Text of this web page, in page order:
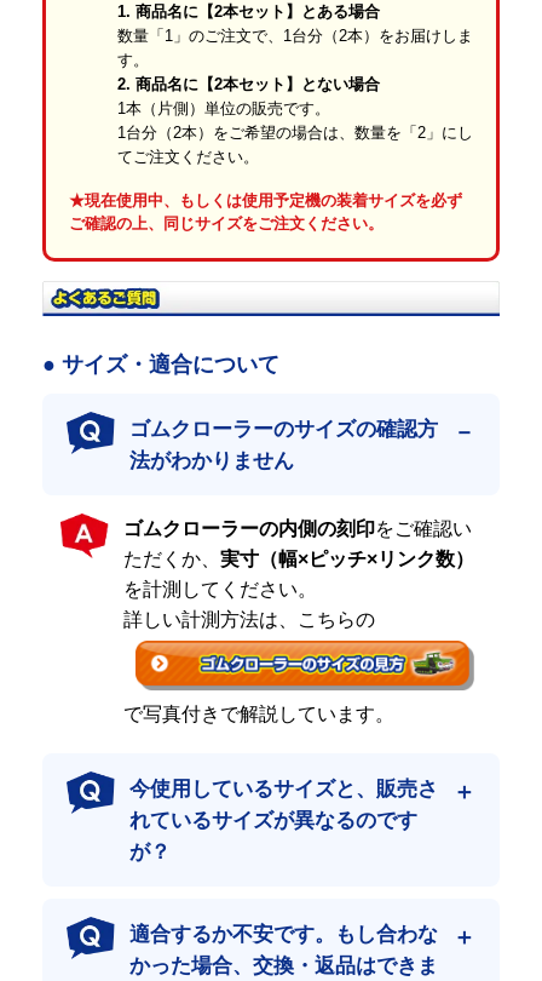
厳しい品質管理の徹底
当店のゴムクローラーは、国内トップクラスの社外品メーカーに
て、品質と生産において厳格な管理体制のもと、製造されたもの
です。
1本ずつプロの目で厳しく検品し、合格した商品だけを発送しま
です。
全国のプロ現場での確かな実績
日本全国の建設・土木会社様、大手リース・レンタル会社様、建
機ディーラー様に採用されている、信頼の「プロ仕様」製品で
低価格のみを追求し、品質に目をつぶった商品も販売できなくは
ありません。
しかしながら、高品質と低コストの両方を追求するプロの方々
は、その商品を絶対に受け入れません。
それは１度購入し、使用すると、すぐに結果がわかるからです。
リピーターの皆さまに支えられて
おかげさまで、ご注文の約半分はリピートや定期購入のお客様で
の高さに繋がっています。
ハイクオリティをできる限りお求めやすい価
最高級の品質と価格にこだわったゴムクローラーをご提供しま
す。
その結果、当店はネット販売において日本最大級の流通量を誇り
1. 商品名に【2本セット】とある場合
数量「1」のご注文で、1台分（2本）をお届けしま
す。
2. 商品名に【2本セット】とない場合
1本（片側）単位の販売です。
1台分（2本）をご希望の場合は、数量を「2」にし
てご注文ください。
★現在使用中、もしくは使用予定機の装着サイズを必ず
ご確認の上、同じサイズをご注文ください。
● サイズ・適合について
ゴムクローラーのサイズの確認方
法がわかりません
ゴムクローラーの内側の刻印をご確認い
ただくか、 実寸（幅×ピッチ×リンク数）
を計測してください。
詳しい計測方法は、こちらの
で写真付きで解説しています。
今使用しているサイズと、販売さ
れているサイズが異なるのです
が？
適合するか不安です。もし合わな
かった場合、交換・返品はできま